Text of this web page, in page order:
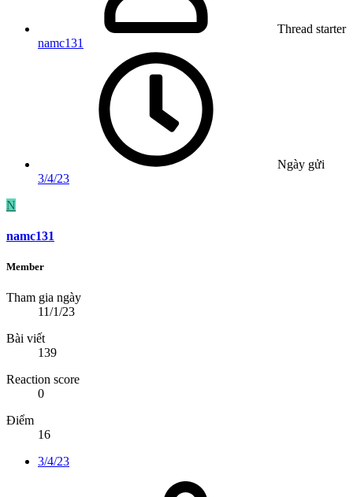
Thread starter
namc131
Ngày gửi
3/4/23
N
namc131
Member
Tham gia ngày
11/1/23
Bài viết
139
Reaction score
0
Điểm
16
3/4/23